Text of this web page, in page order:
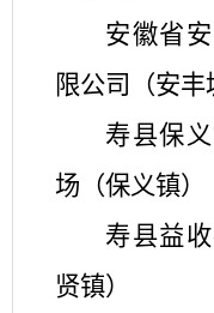
安徽省
限公司（安丰
寿县保
场（保义镇）
寿县益
贤镇）